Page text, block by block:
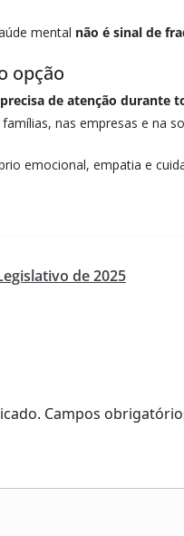
mental não é sinal de
opção
de atenção durante
nas empresas e na
emocional, empatia e
de 2025
Campos